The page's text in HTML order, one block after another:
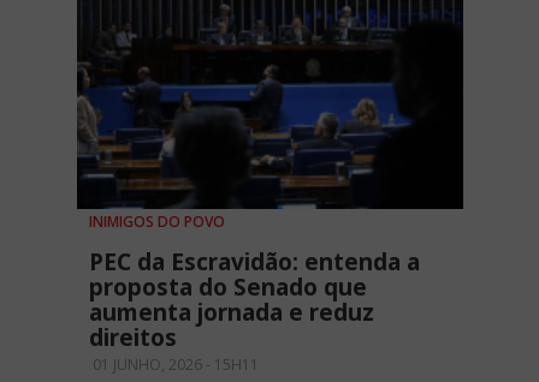
INIMIGOS DO POVO
PEC da Escravidão: entenda a
proposta do Senado que
aumenta jornada e reduz
direitos
01 JUNHO, 2026 - 15H11